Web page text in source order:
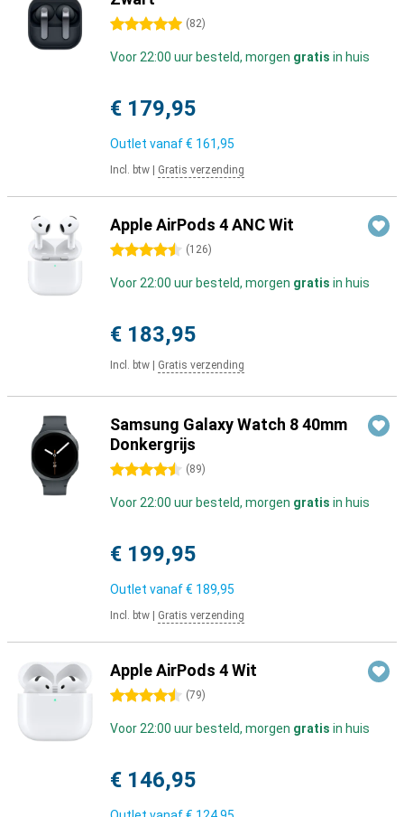
5 sterren (82)
Voor 22:00 uur besteld, morgen gratis in huis
€ 179,95
Outlet vanaf€ 161,95
Incl. btw Gratis verzending
Apple AirPods 4 ANC Wit
4.5 sterren (126)
Voor 22:00 uur besteld, morgen gratis in huis
€ 183,95
Incl. btw Gratis verzending
Samsung Galaxy Watch 8 40mm
Donkergrijs
4.5 sterren (89)
Voor 22:00 uur besteld, morgen gratis in huis
€ 199,95
Outlet vanaf€ 189,95
Incl. btw Gratis verzending
Apple AirPods 4 Wit
4.5 sterren (79)
Voor 22:00 uur besteld, morgen gratis in huis
€ 146,95